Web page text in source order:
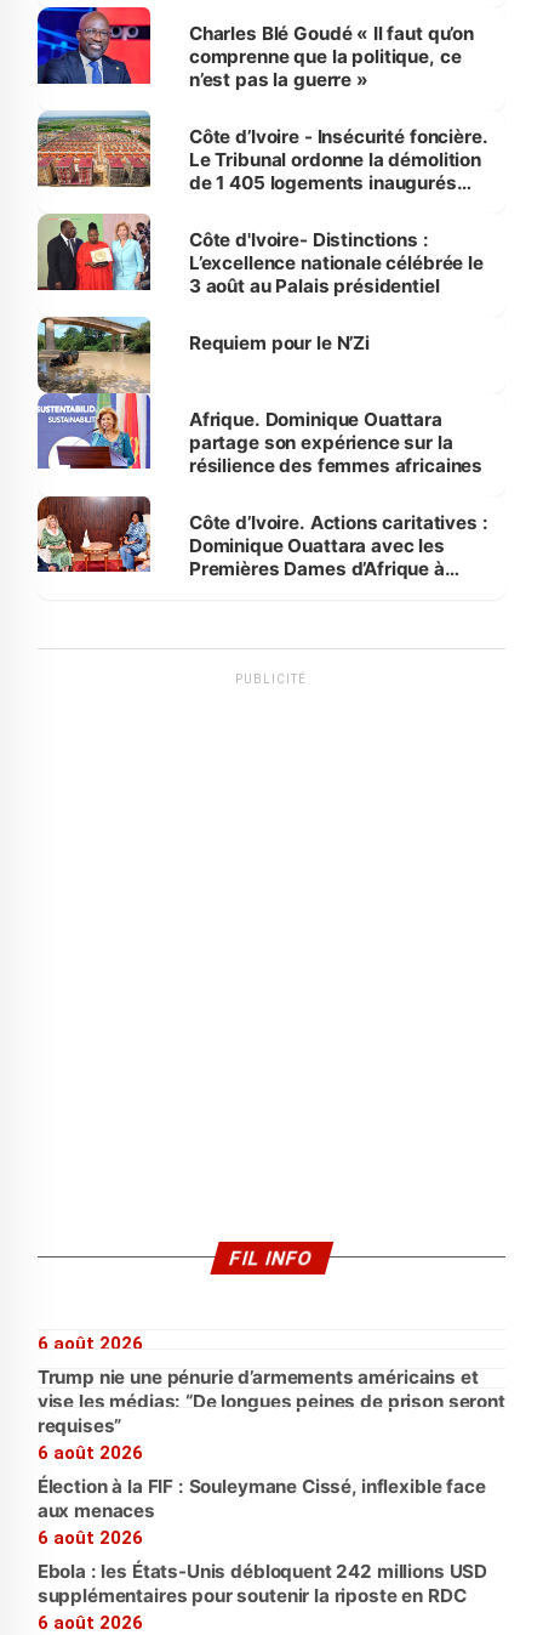
Charles Blé Goudé « Il faut qu’on
comprenne que la politique, ce
n’est pas la guerre »
Côte d’Ivoire - Insécurité foncière.
Le Tribunal ordonne la démolition
de 1 405 logements inaugurés
Bassam
Côte d'Ivoire- Distinctions :
L’excellence nationale célébrée le
3 août au Palais présidentiel
Requiem pour le N’Zi
Afrique. Dominique Ouattara
partage son expérience sur la
résilience des femmes africaines
Côte d’Ivoire. Actions caritatives :
Dominique Ouattara avec les
Premières Dames d’Afrique à
PUBLICITÉ
FIL INFO
6 août 2026
Trump nie une pénurie d’armements américains et
vise les médias: “De longues peines de prison seront
requises”
6 août 2026
Élection à la FIF : Souleymane Cissé, inflexible face
aux menaces
6 août 2026
Ebola : les États-Unis débloquent 242 millions USD
supplémentaires pour soutenir la riposte en RDC
6 août 2026